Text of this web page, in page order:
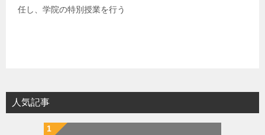
任し、学院の特別授業を行う
人気記事